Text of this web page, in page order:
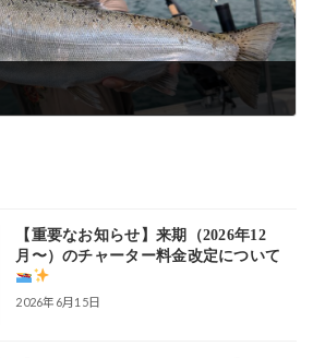
【重要なお知らせ】来期（2026年12
月〜）のチャーター料金改定について
2026年6月15日